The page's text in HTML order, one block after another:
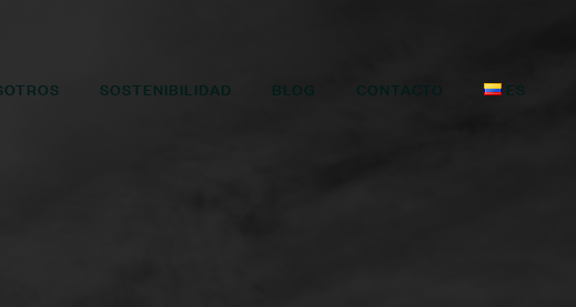
SOSTENIBILIDAD BLOG CONTACTO ES